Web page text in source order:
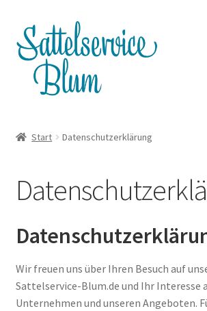
Zur
Navigation
springen
Zum
Inhalt
springen
Satteltouren
Shop
Servicepreise
Blog
Start Datenschutzerklärung
Wir freuen uns über Ihren Besuch auf
Sattelservice-Blum.de und Ihr Interesse
Unternehmen und unseren Angeboten.